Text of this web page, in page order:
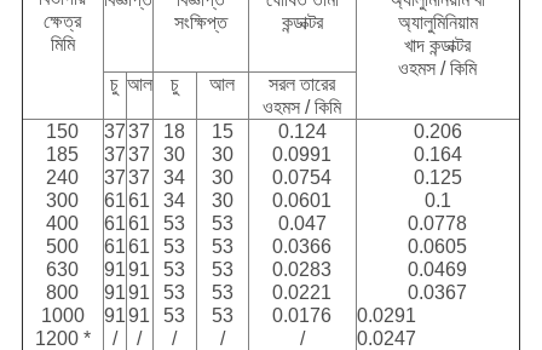
ক্ষেত্র
মিমি
সংক্ষিপ্ত
কন্ডাক্টর
অ্যালুমিনিয়াম
খাদ কন্ডাক্টর
ওহমস / কিমি
চু আল চু আল
সরল তারের
ওহমস / কিমি
150
185
240
300
400
500
630
800
1000
1200 *
37
37
37
61
61
61
91
91
91
/
37
37
37
61
61
61
91
91
91
/
18
30
34
34
53
53
53
53
53
/
15
30
30
30
53
53
53
53
53
/
0.124
0.0991
0.0754
0.0601
0.047
0.0366
0.0283
0.0221
0.0176
/
0.206
0.164
0.125
0.1
0.0778
0.0605
0.0469
0.0367
0.0291
0.0247